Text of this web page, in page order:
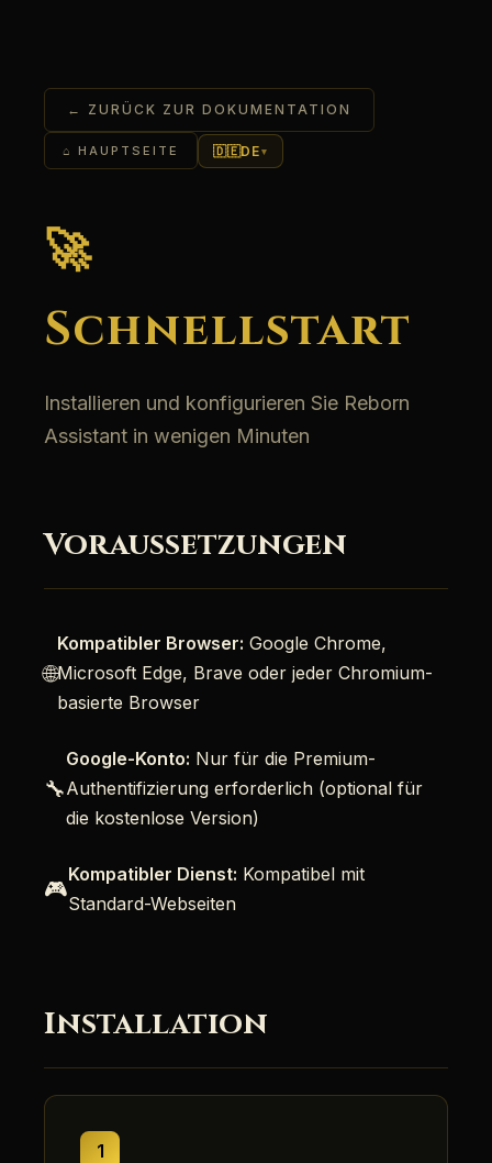
← ZURÜCK ZUR DOKUMENTATION
⌂ HAUPTSEITE 🇩🇪DE▾
🚀
Schnellstart
Installieren und konfigurieren Sie Reborn
Assistant in wenigen Minuten
Voraussetzungen
🌐
Kompatibler Browser: Google Chrome,
Microsoft Edge, Brave oder jeder Chromium-
basierte Browser
🔧
Google-Konto: Nur für die Premium-
Authentifizierung erforderlich (optional für
die kostenlose Version)
🎮
Kompatibler Dienst: Kompatibel mit
Standard-Webseiten
Installation
1